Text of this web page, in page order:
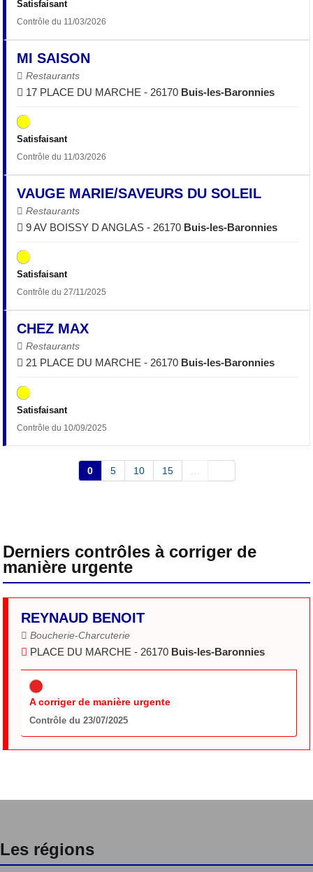
Satisfaisant
Contrôle du 11/03/2026
MI SAISON
Restaurants
17 PLACE DU MARCHE - 26170 Buis-les-Baronnies
Satisfaisant
Contrôle du 11/03/2026
VAUGE MARIE/SAVEURS DU SOLEIL
Restaurants
9 AV BOISSY D ANGLAS - 26170 Buis-les-Baronnies
Satisfaisant
Contrôle du 27/11/2025
CHEZ MAX
Restaurants
21 PLACE DU MARCHE - 26170 Buis-les-Baronnies
Satisfaisant
Contrôle du 10/09/2025
0 5 10 15
Derniers contrôles à corriger de
manière urgente
REYNAUD BENOIT
Boucherie-Charcuterie
PLACE DU MARCHE - 26170 Buis-les-Baronnies
A corriger de manière urgente
Contrôle du 23/07/2025
Les régions